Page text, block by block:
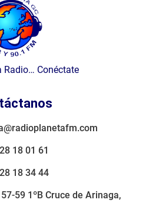
Conéctate
18 01 61
18 34 44
59 1ºB Cruce de Arinaga,